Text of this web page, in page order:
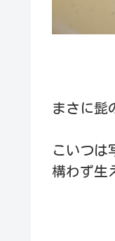
まさに髭
こいつは
構わず生